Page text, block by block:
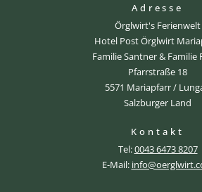
Adresse
Örglwirt's Ferienwelt
Hotel Post Örglwirt
Familie Santner & Familie
Pfarrstraße 18
5571 Mariapfarr /
Salzburger Land
Kontakt
Tel:0043 6473 8207
E-Mail: